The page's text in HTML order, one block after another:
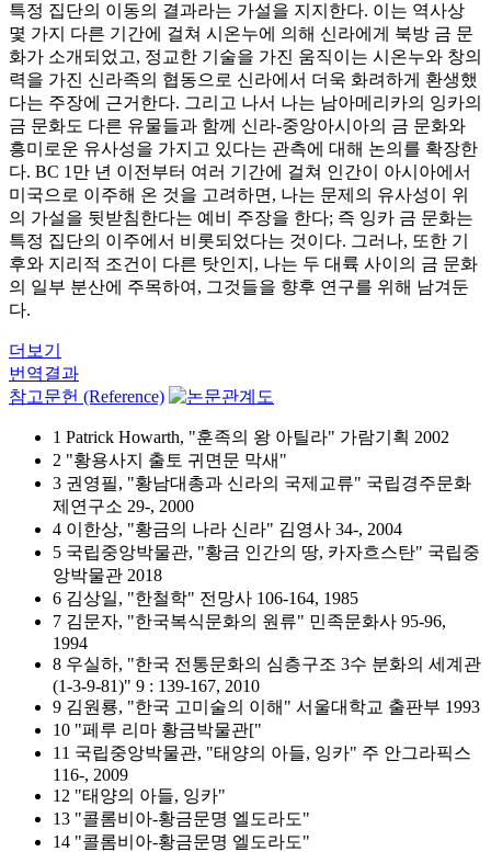
특정 집단의 이동의 결과라는 가설을 지지한다. 이는 역사상
몇 가지 다른 기간에 걸쳐 시온누에 의해 신라에게 북방 금 문
화가 소개되었고, 정교한 기술을 가진 움직이는 시온누와 창의
력을 가진 신라족의 협동으로 신라에서 더욱 화려하게 환생했
다는 주장에 근거한다. 그리고 나서 나는 남아메리카의 잉카의
금 문화도 다른 유물들과 함께 신라-중앙아시아의 금 문화와
흥미로운 유사성을 가지고 있다는 관측에 대해 논의를 확장한
다. BC 1만 년 이전부터 여러 기간에 걸쳐 인간이 아시아에서
미국으로 이주해 온 것을 고려하면, 나는 문제의 유사성이 위
의 가설을 뒷받침한다는 예비 주장을 한다; 즉 잉카 금 문화는
특정 집단의 이주에서 비롯되었다는 것이다. 그러나, 또한 기
후와 지리적 조건이 다른 탓인지, 나는 두 대륙 사이의 금 문화
의 일부 분산에 주목하여, 그것들을 향후 연구를 위해 남겨둔
다.
더보기
번역결과
참고문헌 (Reference)
1 Patrick Howarth, "훈족의 왕 아틸라" 가람기획 2002
2 "황용사지 출토 귀면문 막새"
3 권영필, "황남대총과 신라의 국제교류" 국립경주문화
제연구소 29-, 2000
4 이한상, "황금의 나라 신라" 김영사 34-, 2004
5 국립중앙박물관, "황금 인간의 땅, 카자흐스탄" 국립중
앙박물관 2018
6 김상일, "한철학" 전망사 106-164, 1985
7 김문자, "한국복식문화의 원류" 민족문화사 95-96,
1994
8 우실하, "한국 전통문화의 심층구조 3수 분화의 세계관
(1-3-9-81)" 9 : 139-167, 2010
9 김원룡, "한국 고미술의 이해" 서울대학교 출판부 1993
10 "페루 리마 황금박물관["
11 국립중앙박물관, "태양의 아들, 잉카" 주 안그라픽스
116-, 2009
12 "태양의 아들, 잉카"
13 "콜롬비아-황금문명 엘도라도"
14 "콜롬비아-황금문명 엘도라도"